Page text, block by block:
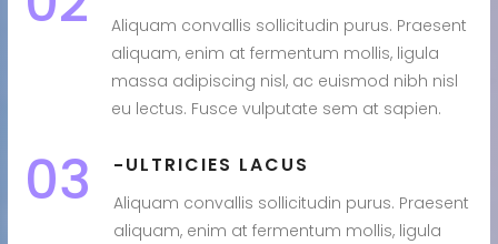
Aliquam convallis sollicitudin purus. Praesent
aliquam, enim at fermentum mollis, ligula
massa adipiscing nisl, ac euismod nibh nisl
eu lectus. Fusce vulputate sem at sapien.
03 ULTRICIES LACUS
Aliquam convallis sollicitudin purus. Praesent
aliquam, enim at fermentum mollis, ligula